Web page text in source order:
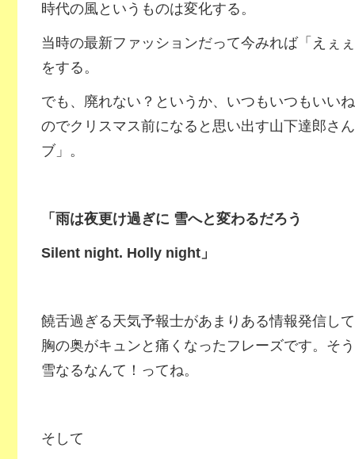
時代の風というものは変化する。
当時の最新ファッションだって今みれば「えぇ
をする。
でも、廃れない？というか、いつもいつもいい
のでクリスマス前になると思い出す山下達郎さ
ブ」。
「雨は夜更け過ぎに 雪へと変わるだろう
Silent night. Holly night」
饒舌過ぎる天気予報士があまりある情報発信し
胸の奥がキュンと痛くなったフレーズです。そ
雪なるなんて！ってね。
そして